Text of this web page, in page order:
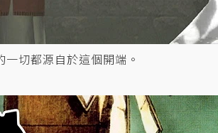
切都源自於這個開端。